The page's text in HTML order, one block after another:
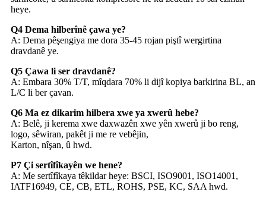
heye.
Q4 Dema hilberînê çawa ye?
A: Dema pêşengiya me dora 35-45 rojan piştî wergirtina
dravdanê ye.
Q5 Çawa li ser dravdanê?
A: Embara 30% T/T, mîqdara 70% li dijî kopiya barkirina BL, an
L/C li ber çavan.
Q6 Ma ez dikarim hilbera xwe ya xwerû hebe?
A: Belê, ji kerema xwe daxwazên xwe yên xwerû ji bo reng,
logo, sêwiran, pakêt ji me re vebêjin,
Karton, nîşan, û hwd.
P7 Çi sertîfîkayên we hene?
A: Me sertîfîkaya têkildar heye: BSCI, ISO9001, ISO14001,
IATF16949, CE, CB, ETL, ROHS, PSE, KC, SAA hwd.